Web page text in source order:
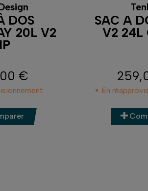
DOS
20L V2
Prix €
SAC A
V2 24L
En